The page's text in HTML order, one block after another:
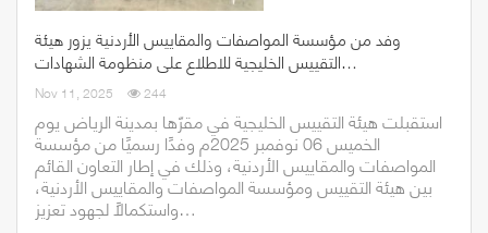
وفد من مؤسسة المواصفات والمقاييس الأردنية يزور هيئة
التقييس الخليجية للاطلاع على منظومة الشهادات…
Nov 11, 2025 244
استقبلت هيئة التقييس الخليجية في مقرّها بمدينة الرياض يوم
الخميس 06 نوفمبر 2025م وفدًا رسميًا من مؤسسة
المواصفات والمقاييس الأردنية، وذلك في إطار التعاون القائم
بين هيئة التقييس ومؤسسة المواصفات والمقاييس الأردنية،
واستكمالاً لجهود تعزيز…